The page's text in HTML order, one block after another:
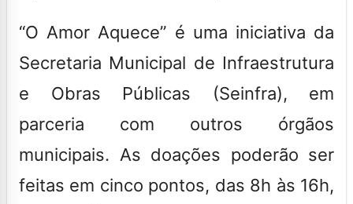
“O Amor Aquece” é uma iniciativa da
Secretaria Municipal de Infraestrutura
e Obras Públicas (Seinfra), em
parceria com outros órgãos
municipais. As doações poderão ser
feitas em cinco pontos, das 8h às 16h,